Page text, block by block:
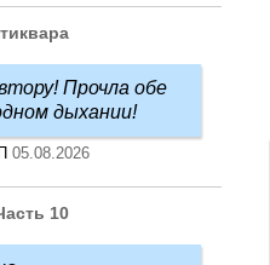
Прочла обе
дыхании!
05.08.2026
10